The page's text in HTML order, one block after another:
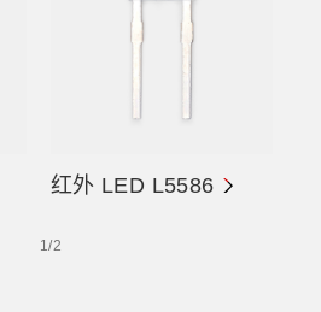
红外 LED L5586
1/2